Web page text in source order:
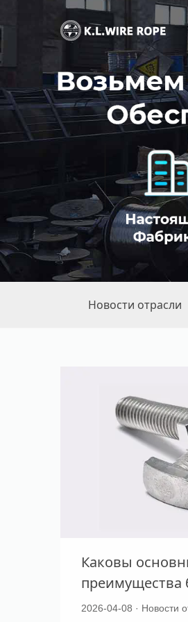
Новости отрасли
Каковы
преимущества
нержавеющей
2026-04-08 · Новости